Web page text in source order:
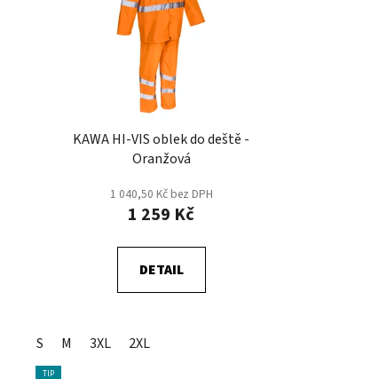
KAWA HI-VIS oblek do deště -
Oranžová
1 040,50 Kč bez DPH
1 259 Kč
DETAIL
S M 3XL 2XL
TIP